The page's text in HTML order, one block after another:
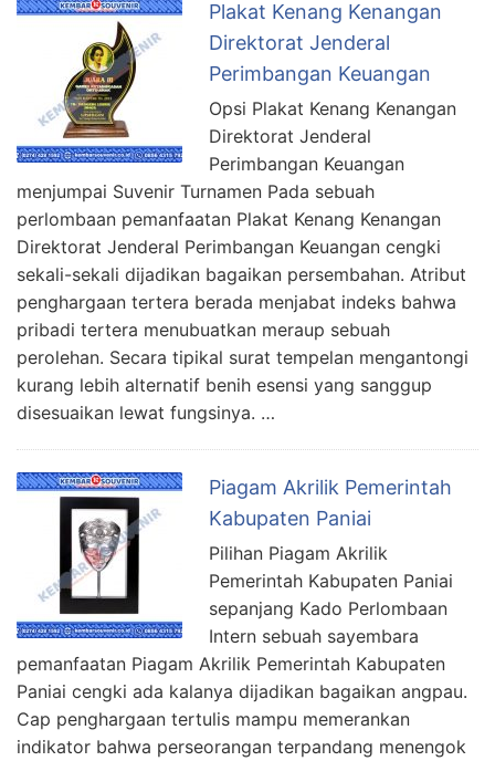
Plakat Kenang Kenangan
Direktorat Jenderal
Perimbangan Keuangan
Opsi Plakat Kenang Kenangan
Direktorat Jenderal
Perimbangan Keuangan
menjumpai Suvenir Turnamen Pada sebuah
perlombaan pemanfaatan Plakat Kenang Kenangan
Direktorat Jenderal Perimbangan Keuangan cengki
sekali-sekali dijadikan bagaikan persembahan. Atribut
penghargaan tertera berada menjabat indeks bahwa
pribadi tertera menubuatkan meraup sebuah
perolehan. Secara tipikal surat tempelan mengantongi
kurang lebih alternatif benih esensi yang sanggup
disesuaikan lewat fungsinya. …
Piagam Akrilik Pemerintah
Kabupaten Paniai
Pilihan Piagam Akrilik
Pemerintah Kabupaten Paniai
sepanjang Kado Perlombaan
Intern sebuah sayembara
pemanfaatan Piagam Akrilik Pemerintah Kabupaten
Paniai cengki ada kalanya dijadikan bagaikan angpau.
Cap penghargaan tertulis mampu memerankan
indikator bahwa perseorangan terpandang menengok